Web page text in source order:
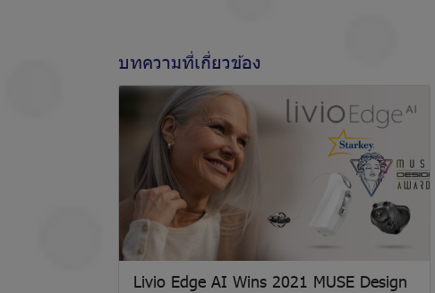
บทความที่เกี่ยวข้อง
Livio Edge AI Wins 2021 MUSE Design